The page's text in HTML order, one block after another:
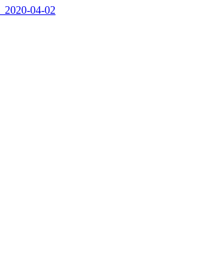
2020-04-02